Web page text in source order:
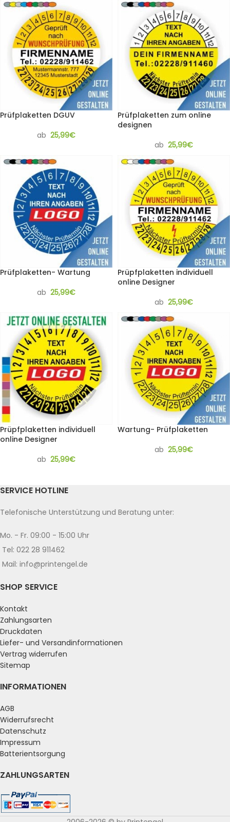
Prüfplaketten DGUV
ab 25,99€
Prüfplaketten zum online
designen
ab 25,99€
Prüfplaketten- Wartung
ab 25,99€
Prüpfplaketten individuell
online Designer
ab 25,99€
Prüpfplaketten individuell
online Designer
ab 25,99€
Wartung- Prüfplaketten
ab 25,99€
SERVICE HOTLINE
Telefonische Unterstützung und Beratung unter:
Mo. - Fr. 09:00 - 15:00 Uhr
Tel: 022 28 911462
Mail: info@printengel.de
SHOP SERVICE
Kontakt
Zahlungsarten
Druckdaten
Liefer- und Versandinformationen
Vertrag widerrufen
Sitemap
INFORMATIONEN
AGB
Widerrufsrecht
Datenschutz
Impressum
Batterientsorgung
ZAHLUNGSARTEN